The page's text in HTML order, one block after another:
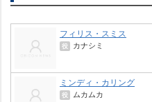
フィリス・スミス
役 カナシミ
ミンディ・カリング
役 ムカムカ